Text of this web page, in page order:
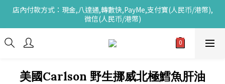
店內付款方式：現金,八達通,轉數快,PayMe,支付寶(人民币/港幣),
微信(人民币/港幣)
美國Carlson 野生挪威北極鱈魚肝油